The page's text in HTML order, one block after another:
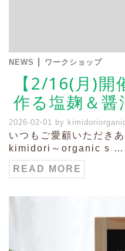
NEWS ワークショップ
【2/16(月)
作る塩麹＆醤
2026-02-01 by
いつもご愛顧いただき
kimidori～organic s …
READ MORE